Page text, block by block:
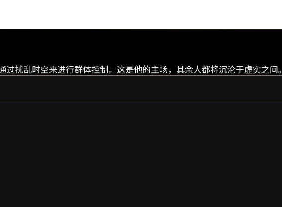
扰乱时空来进行群体控制。这是他的主场，其余人都将沉沦于虚实之间。